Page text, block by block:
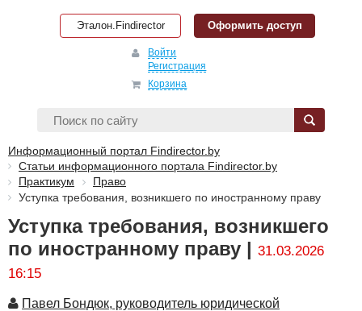
Эталон.Findirector Оформить доступ
Войти
Регистрация
Корзина
Информационный портал Findirector.by
Статьи информационного портала Findirector.by
Практикум
Право
Уступка требования, возникшего по иностранному праву
Уступка требования, возникшего
по иностранному праву | 31.03.2026
16:15
Автор
Павел Бондюк, руководитель юридической